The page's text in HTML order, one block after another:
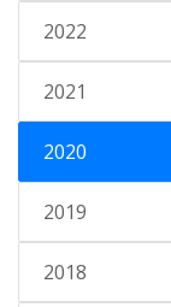
2022
2021
2020
2019
2018